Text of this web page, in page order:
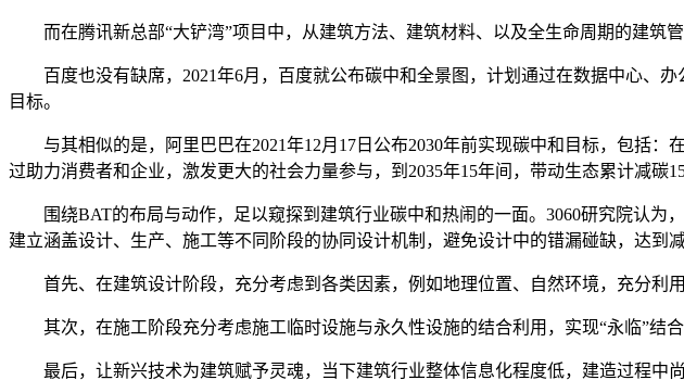
而在腾讯新总部“大铲湾”项目中，从建筑方法、建筑材料、以及全生命周期的建筑
百度也没有缺席，2021年6月，百度就公布碳中和全景图，计划通过在数据中心、
目标。
与其相似的是，阿里巴巴在2021年12月17日公布2030年前实现碳中和目标，包括
过助力消费者和企业，激发更大的社会力量参与，到2035年15年间，带动生态累计减碳15
围绕BAT的布局与动作，足以窥探到建筑行业碳中和热闹的一面。3060研究院认
建立涵盖设计、生产、施工等不同阶段的协同设计机制，避免设计中的错漏碰缺，达到
首先、在建筑设计阶段，充分考虑到各类因素，例如地理位置、自然环境，充分利
其次，在施工阶段充分考虑施工临时设施与永久性设施的结合利用，实现“永临”结
最后，让新兴技术为建筑赋予灵魂，当下建筑行业整体信息化程度低，建造过程